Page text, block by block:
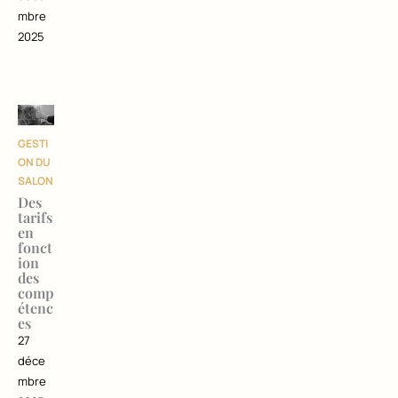
mbre
2025
GESTI
ON DU
SALON
Des
tarifs
en
fonct
ion
des
comp
étenc
es
27
déce
mbre